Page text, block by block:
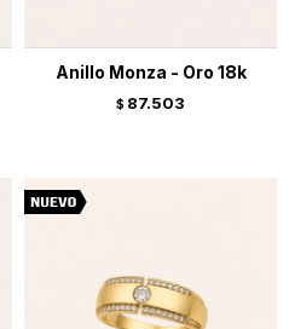
Anillo Monza - Oro 18k
$ 87.503